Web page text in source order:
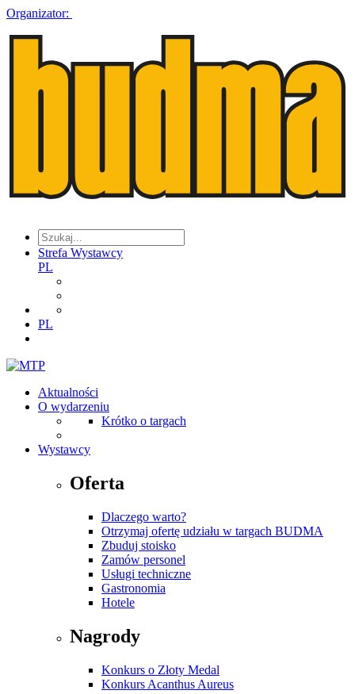
Organizator:
Strefa Wystawcy
PL
PL
Aktualności
O wydarzeniu
Krótko o targach
Wystawcy
Oferta
Dlaczego warto?
Otrzymaj ofertę udziału w targach BUDMA
Zbuduj stoisko
Zamów personel
Usługi techniczne
Gastronomia
Hotele
Nagrody
Konkurs o Złoty Medal
Konkurs Acanthus Aureus